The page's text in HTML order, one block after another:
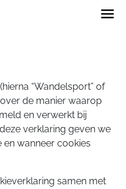
“Wandelsport” of
de manier waarop
en verwerkt bij
verklaring geven we
wanneer cookies
samen met